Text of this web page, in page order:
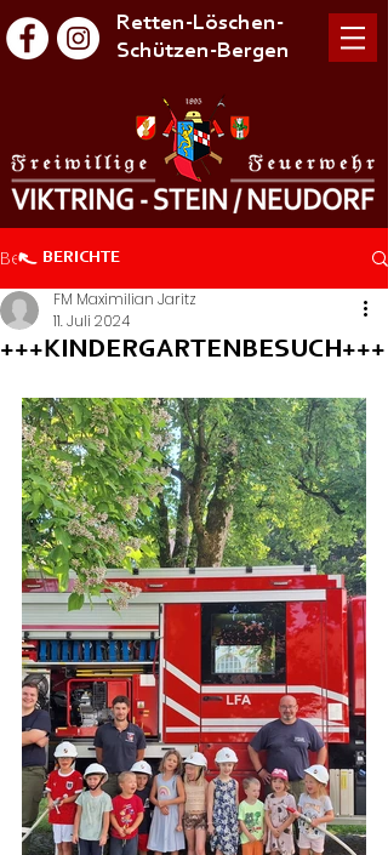
Retten-Löschen-
Schützen-Bergen
Beitrag
+++KINDERGARTENBESUCH+++
FM Maximilian Jaritz
11. Juli 2024
BERICHTE